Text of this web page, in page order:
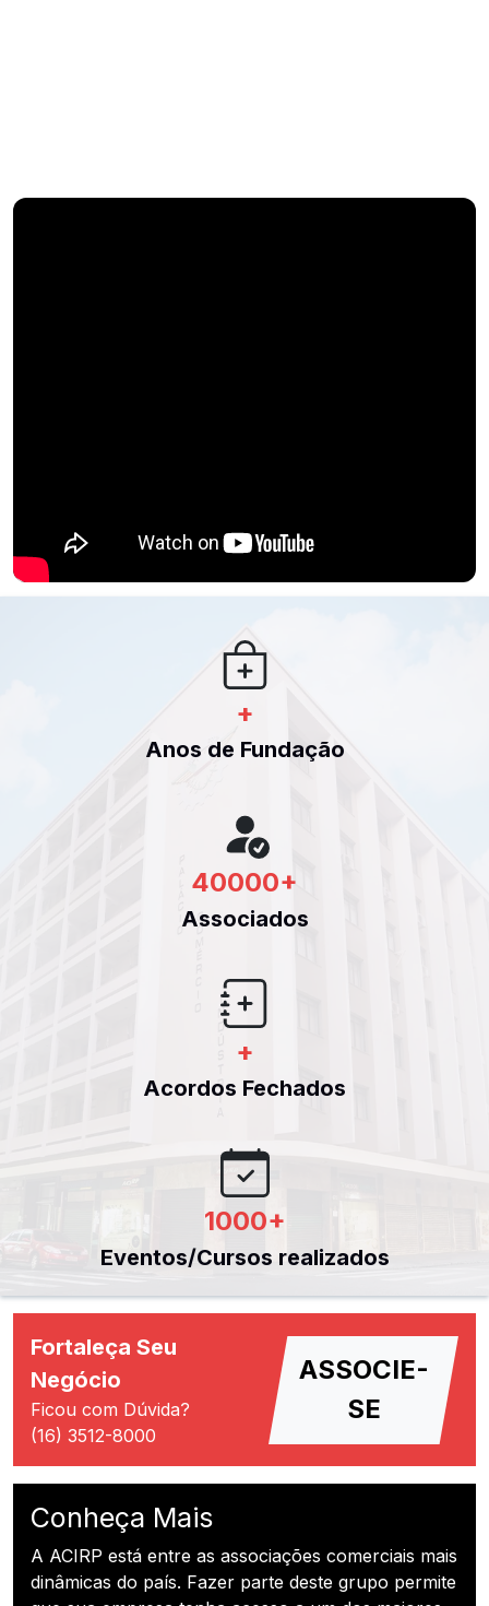
+
Anos de Fundação
40000+
Associados
+
Acordos Fechados
1000+
Eventos/Cursos realizados
Fortaleça Seu
Negócio
Ficou com Dúvida?
(16) 3512-8000
ASSOCIE-
SE
Conheça Mais
A ACIRP está entre as associações comerciais mais
dinâmicas do país. Fazer parte deste grupo permite